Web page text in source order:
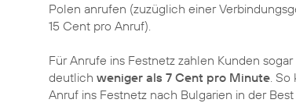
Polen anrufen (zuzüglich einer
15 Cent pro Anruf).
Für Anrufe ins Festnetz zahlen Kunden sogar
deutlich weniger als 7 Cent pro Minute. So
Anruf ins Festnetz nach Bulgarien in der